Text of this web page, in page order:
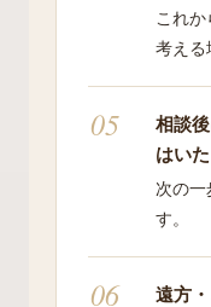
これか
考える
相談
はいた
次の一
す。
遠方